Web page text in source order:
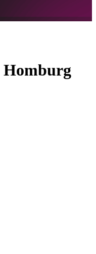
Homburg